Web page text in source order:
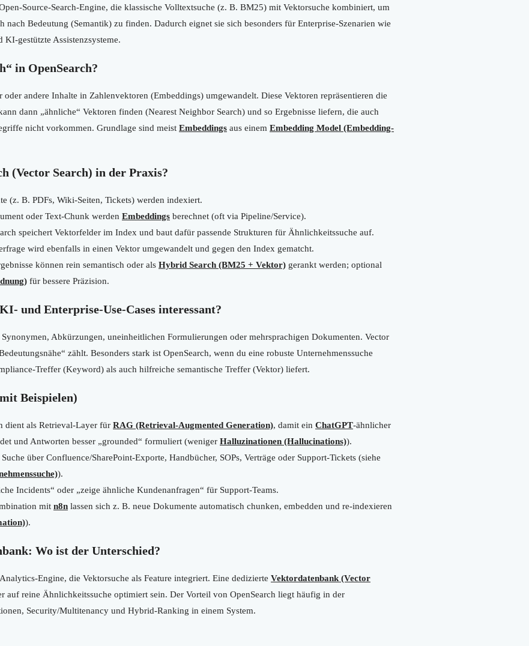
Source-Search-Engine, die klassische Volltextsuche (z. B. BM25) mit Vektorsuche kombiniert, um
nach Bedeutung (Semantik) zu finden. Dadurch eignet sie sich besonders für Enterprise-Szenarien wie
KI-gestützte Assistenzsysteme.
in OpenSearch?
andere Inhalte in Zahlenvektoren (Embeddings) umgewandelt. Diese Vektoren repräsentieren die
dann „ähnliche“ Vektoren finden (Nearest Neighbor Search) und so Ergebnisse liefern, die auch
nicht vorkommen. Grundlage sind meist Embeddings aus einem Embedding Model (Embedding-
(Vector Search) in der Praxis?
(z. B. PDFs, Wiki-Seiten, Tickets) werden indexiert.
oder Text-Chunk werden Embeddings berechnet (oft via Pipeline/Service).
speichert Vektorfelder im Index und baut dafür passende Strukturen für Ähnlichkeitssuche auf.
wird ebenfalls in einen Vektor umgewandelt und gegen den Index gematcht.
können rein semantisch oder als Hybrid Search (BM25 + Vektor) gerankt werden; optional
für bessere Präzision.
und Enterprise-Use-Cases interessant?
Abkürzungen, uneinheitlichen Formulierungen oder mehrsprachigen Dokumenten. Vector
zählt. Besonders stark ist OpenSearch, wenn du eine robuste Unternehmenssuche
Treffer (Keyword) als auch hilfreiche semantische Treffer (Vektor) liefert.
Beispielen)
dient als Retrieval-Layer für RAG (Retrieval-Augmented Generation), damit ein ChatGPT-ähnlicher
und Antworten besser „grounded“ formuliert (weniger Halluzinationen (Hallucinations)).
Suche über Confluence/SharePoint-Exporte, Handbücher, SOPs, Verträge oder Support-Tickets (siehe
).
Incidents“ oder „zeige ähnliche Kundenanfragen“ für Support-Teams.
mit n8n lassen sich z. B. neue Dokumente automatisch chunken, embedden und re-indexieren
).
Wo ist der Unterschied?
Engine, die Vektorsuche als Feature integriert. Eine dedizierte Vektordatenbank (Vector
auf reine Ähnlichkeitssuche optimiert sein. Der Vorteil von OpenSearch liegt häufig in der
Security/Multitenancy und Hybrid-Ranking in einem System.